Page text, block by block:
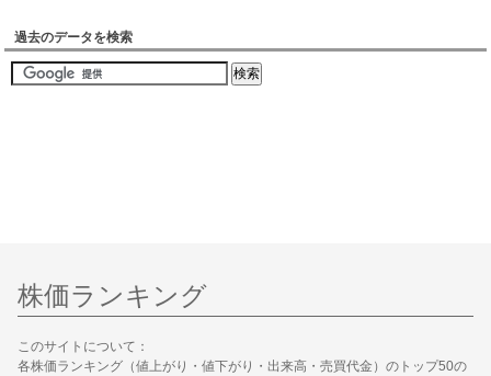
過去のデータを検索
株価ランキング
このサイトについて：
各株価ランキング（値上がり・値下がり・出来高・売買代金）のトップ50の